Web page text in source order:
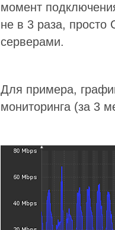
момент
не в 3 раза, просто
серверами.
Для примера,
мониторинга (за 3